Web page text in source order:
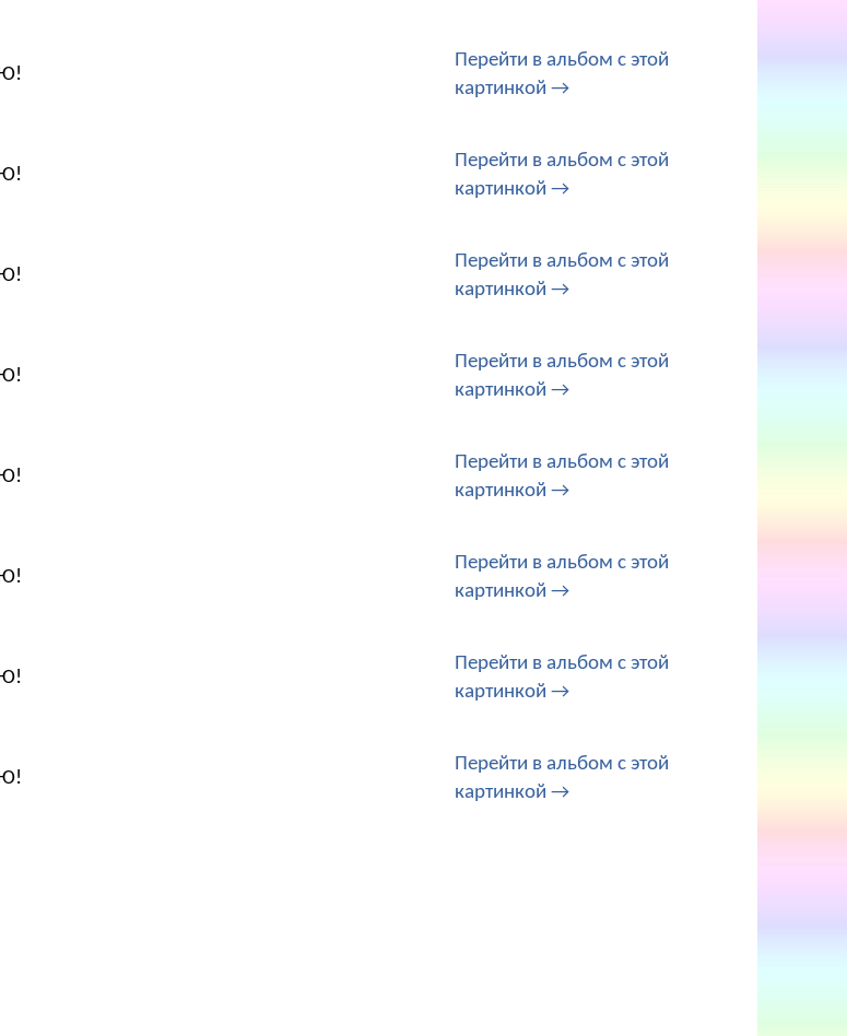
Перейти в альбом с этой
картинкой →
Перейти в альбом с этой
картинкой →
Перейти в альбом с этой
картинкой →
Перейти в альбом с этой
картинкой →
Перейти в альбом с этой
картинкой →
Перейти в альбом с этой
картинкой →
Перейти в альбом с этой
картинкой →
Перейти в альбом с этой
картинкой →